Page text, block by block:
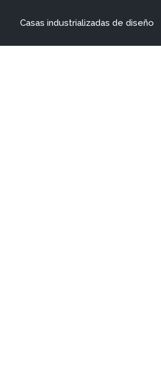
Casas industrializadas de diseño